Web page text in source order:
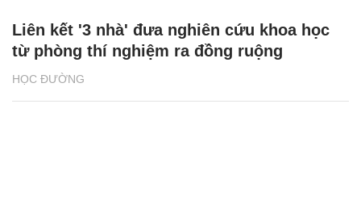
HỌC ĐƯỜNG
Liên kết '3 nhà' đưa nghiên cứu khoa học
từ phòng thí nghiệm ra đồng ruộng